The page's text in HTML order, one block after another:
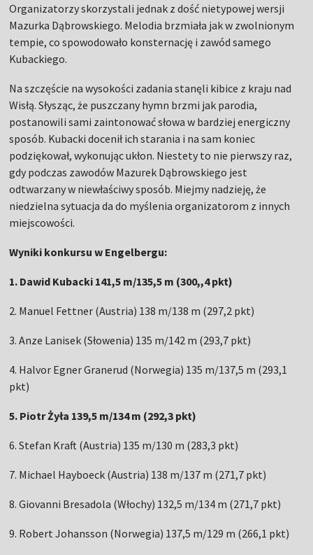
Organizatorzy skorzystali jednak z dość nietypowej wersji
Mazurka Dąbrowskiego. Melodia brzmiała jak w zwolnionym
tempie, co spowodowało konsternację i zawód samego
Kubackiego.
Na szczęście na wysokości zadania stanęli kibice z kraju nad
Wisłą. Słysząc, że puszczany hymn brzmi jak parodia,
postanowili sami zaintonować słowa w bardziej energiczny
sposób. Kubacki docenił ich starania i na sam koniec
podziękował, wykonując ukłon. Niestety to nie pierwszy raz,
gdy podczas zawodów Mazurek Dąbrowskiego jest
odtwarzany w niewłaściwy sposób. Miejmy nadzieję, że
niedzielna sytuacja da do myślenia organizatorom z innych
miejscowości.
Wyniki konkursu w Engelbergu:
1. Dawid Kubacki 141,5 m/135,5 m (300,,4 pkt)
2. Manuel Fettner (Austria) 138 m/138 m (297,2 pkt)
3. Anze Lanisek (Słowenia) 135 m/142 m (293,7 pkt)
4. Halvor Egner Granerud (Norwegia) 135 m/137,5 m (293,1
pkt)
5. Piotr Żyła 139,5 m/134 m (292,3 pkt)
6. Stefan Kraft (Austria) 135 m/130 m (283,3 pkt)
7. Michael Hayboeck (Austria) 138 m/137 m (271,7 pkt)
8. Giovanni Bresadola (Włochy) 132,5 m/134 m (271,7 pkt)
9. Robert Johansson (Norwegia) 137,5 m/129 m (266,1 pkt)